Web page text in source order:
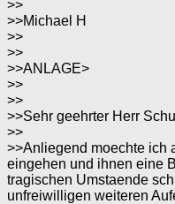
>>
>>Michael H
>>
>>
>>ANLAGE>
>>
>>
>>Sehr geehrter Herr
>>
>>Anliegend moechte ich
eingehen und ihnen eine
tragischen Umstaende
unfreiwilligen weiteren